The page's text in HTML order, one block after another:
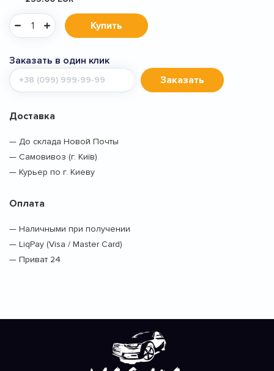
Купить
Заказать в один клик
Мобильный
телефон
Заказать
Доставка
— До склада Новой Почты
— Самовивоз (г. Київ)
— Курьер по г. Киеву
Оплата
— Наличными при получении
— LiqPay (Visa / Master Card)
— Приват 24